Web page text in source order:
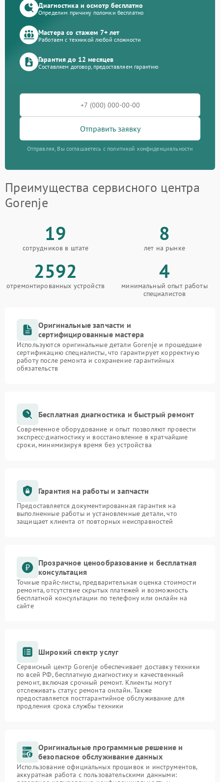
Диагностика и осмотр бесплатно
Определим причину поломки бесплатно
Мастера со стажем 7+ лет
Работаем с техникой любой сложности
Гарантия до 12 месяцев
Составляем договор, предоставляем гарантию
Отправить заявку
Отправляя, Вы соглашаетесь с политикой конфиденциальности
Преимущества сервисного центра
Gorenje
19
сотрудников в штате
8
лет на рынке
2592
отремонтированных устройств
4
минимальный опыт работы
специалистов
Оригинальные запчасти и
сертифицированные мастера
Используются оригинальные детали Gorenje и прошедшие
сертификацию специалисты, что гарантирует корректную
работу после ремонта и сохранение гарантийных
обязательств
Бесплатная диагностика и быстрый ремонт
Современное оборудование и опыт позволяют провести
экспресс-диагностику и восстановление в кратчайшие
сроки, минимизируя время без устройства
Гарантия на работы и запчасти
Предоставляется документированная гарантия на
выполненные работы и установленные детали, что
защищает клиента от повторных неисправностей
Прозрачное ценообразование и бесплатная
консультация
Точные прайс-листы, предварительная оценка стоимости
ремонта, отсутствие скрытых платежей и возможность
бесплатной консультации по телефону или онлайн на
сайте
Широкий спектр услуг
Сервисный центр Gorenje обеспечивает доставку техники
по всей РФ, бесплатную диагностику и качественный
ремонт, включая срочный ремонт. Клиенты могут
отслеживать статус ремонта онлайн. Также
предоставляется постгарантийное обслуживание для
продления срока службы техники
Оригинальные программные решение и
безопасное обслуживание данных
Использование официальных прошивок и инструментов,
аккуратная работа с пользовательскими данными: